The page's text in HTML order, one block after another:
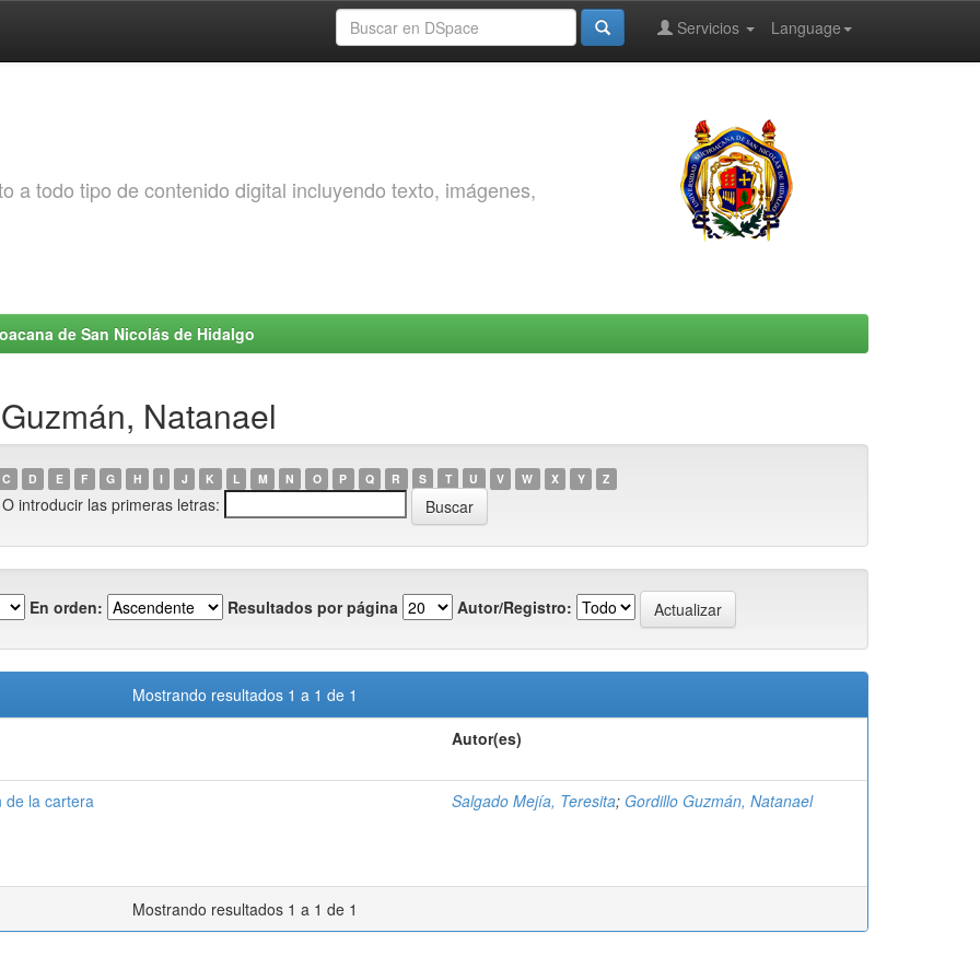
Language
Servicios
a todo tipo de contenido digital incluyendo texto, imágenes,
de San Nicolás de Hidalgo
Natanael
C D E F G H I J K L M N O P Q R S T U V W X Y Z
O introducir las primeras letras:
En orden: Resultados por página Autor/Registro:
Mostrando resultados 1 a 1 de 1
Autor(es)
de la cartera Salgado Mejía, Teresita; Gordillo Guzmán, Natanael
Mostrando resultados 1 a 1 de 1